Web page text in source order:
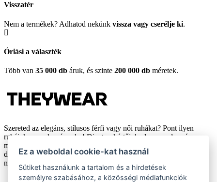
Visszatér
Nem a termékek? Adhatod nekünk vissza vagy cserélje ki.
Óriási a választék
Több van 35 000 db áruk, és szinte 200 000 db méretek.
Szereted az elegáns, stílusos férfi vagy női ruhákat? Pont ilyen
ruháink vannak számodra! Divatszakértőink olyan modern és
minőségi ruházatot választanak ki, amely tükrözi a világ aktuális
divatirányzatait. Aki ért a divathoz és trendekhez, az a
nél vásárol!
Ez a weboldal cookie-kat használ
Sütiket használunk a tartalom és a hirdetések
személyre szabásához, a közösségi médiafunkciók